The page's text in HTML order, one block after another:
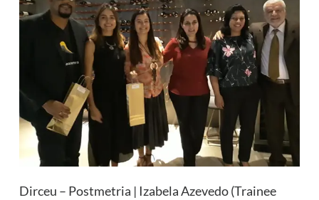
Dirceu – Postmetria | Izabela Azevedo (Trainee